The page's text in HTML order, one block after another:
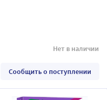
Нет в наличии
Сообщить о поступлении